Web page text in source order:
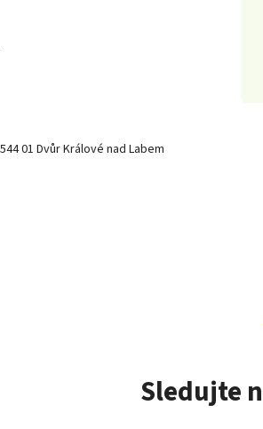
01 Dvůr Králové nad Labem
Sledujte